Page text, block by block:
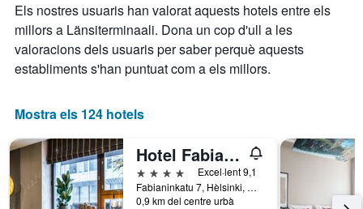
Els nostres usuaris han valorat aquests hotels entre els
millors a Länsiterminaali. Dona un cop d'ull a les
valoracions dels usuaris per saber perquè aquests
establiments s'han puntuat com a els millors.
Mostra els 124 hotels
Hotel Fabian, an Ascend Collection Hotel
4 estrelles
Excel·lent 9,1
Fabianinkatu 7, Hèlsinki, Uusimaa, Finlàndia
0,9 km del centre urbà